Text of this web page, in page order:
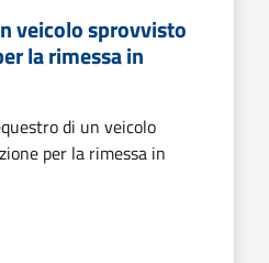
veicolo sprovvisto
la rimessa in
di un veicolo
per la rimessa in